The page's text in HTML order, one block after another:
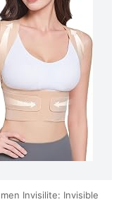
Invisilite: Invisible